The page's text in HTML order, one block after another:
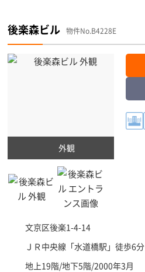
後楽森ビル 物件No.B4228E
外観
文京区後楽1-4-14
ＪＲ中央線「水道橋駅 」徒歩6分
地上19階/地下5階/2000年3月